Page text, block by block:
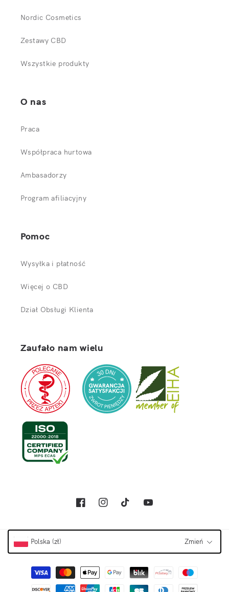
Nordic Cosmetics
Zestawy CBD
Wszystkie produkty
O nas
Praca
Współpraca hurtowa
Ambasadorzy
Program afiliacyjny
Pomoc
Wysyłka i płatność
Więcej o CBD
Dział Obsługi Klienta
Zaufało nam wielu
FacebookInstagramTikTokYoutube
Polska (zł) Zmień
Metody płatności